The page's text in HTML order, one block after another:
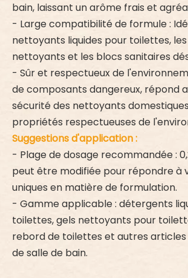
bain, laissant un arôme frais et
- Large compatibilité de formule :
nettoyants liquides pour toilettes,
nettoyants et les blocs sanitaires
- Sûr et respectueux de
de composants dangereux, répond
sécurité des nettoyants
propriétés respectueuses de
Suggestions d'application :
- Plage de dosage recommandée :
peut être modifiée pour répondre à
uniques en matière de formulation.
- Gamme applicable : détergents
toilettes, gels nettoyants pour
rebord de toilettes et autres
de salle de bain.